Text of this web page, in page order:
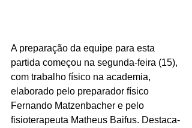
A preparação da equipe para esta
partida começou na segunda-feira (15),
com trabalho físico na academia,
elaborado pelo preparador físico
Fernando Matzenbacher e pelo
fisioterapeuta Matheus Baifus. Destaca-